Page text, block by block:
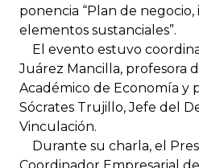
ponencia “Plan de
elementos sustanciales”.
El evento estuvo
Juárez Mancilla, profesora
Académico de Economía y
Sócrates Trujillo, Jefe del
Vinculación.
Durante su charla, el
Coordinador Empresarial